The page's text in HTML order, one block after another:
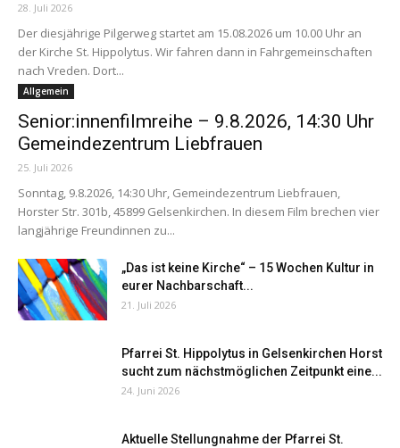
28. Juli 2026
Der diesjährige Pilgerweg startet am 15.08.2026 um 10.00 Uhr an
der Kirche St. Hippolytus. Wir fahren dann in Fahrgemeinschaften
nach Vreden. Dort...
Allgemein
Senior:innenfilmreihe – 9.8.2026, 14:30 Uhr
Gemeindezentrum Liebfrauen
25. Juli 2026
Sonntag, 9.8.2026, 14:30 Uhr, Gemeindezentrum Liebfrauen,
Horster Str. 301b, 45899 Gelsenkirchen. In diesem Film brechen vier
langjährige Freundinnen zu...
„Das ist keine Kirche“ – 15 Wochen Kultur in
eurer Nachbarschaft...
21. Juli 2026
Pfarrei St. Hippolytus in Gelsenkirchen Horst
sucht zum nächstmöglichen Zeitpunkt eine...
24. Juni 2026
Aktuelle Stellungnahme der Pfarrei St.